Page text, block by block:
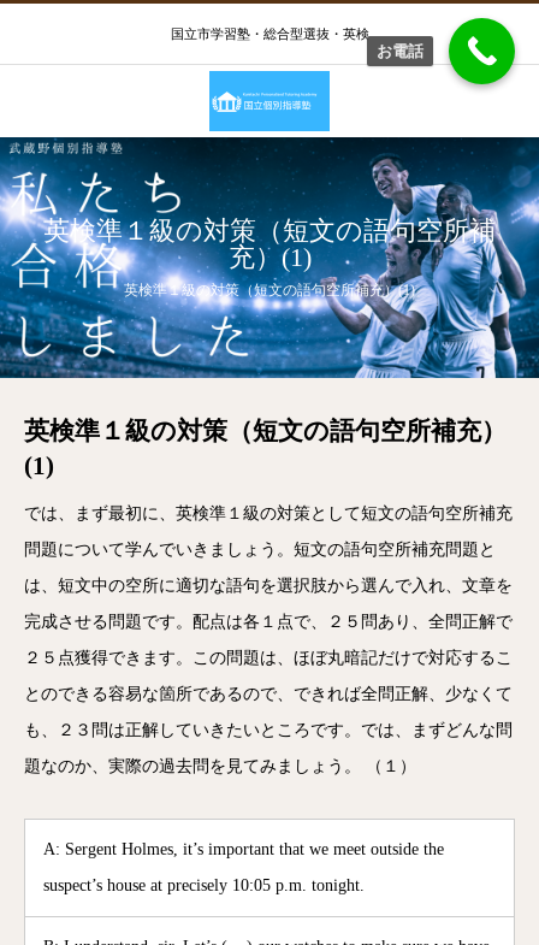
国立市学習塾・総合型選抜・英検
英検準１級の対策（短文の語句空所補
充）(1)
英検準１級の対策（短文の語句空所補充）(1)
英検準１級の対策（短文の語句空所補充）
(1)
では、まず最初に、英検準１級の対策として短文の語句空所補充
問題について学んでいきましょう。短文の語句空所補充問題と
は、短文中の空所に適切な語句を選択肢から選んで入れ、文章を
完成させる問題です。配点は各１点で、２５問あり、全問正解で
２５点獲得できます。この問題は、ほぼ丸暗記だけで対応するこ
とのできる容易な箇所であるので、できれば全問正解、少なくて
も、２３問は正解していきたいところです。では、まずどんな問
題なのか、実際の過去問を見てみましょう。 （１）
A: Sergent Holmes, it’s important that we meet outside the
suspect’s house at precisely 10:05 p.m. tonight.
お電話